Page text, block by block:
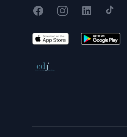
FacebookInstagram
X
App Store Google Play
Conseil de déontologie